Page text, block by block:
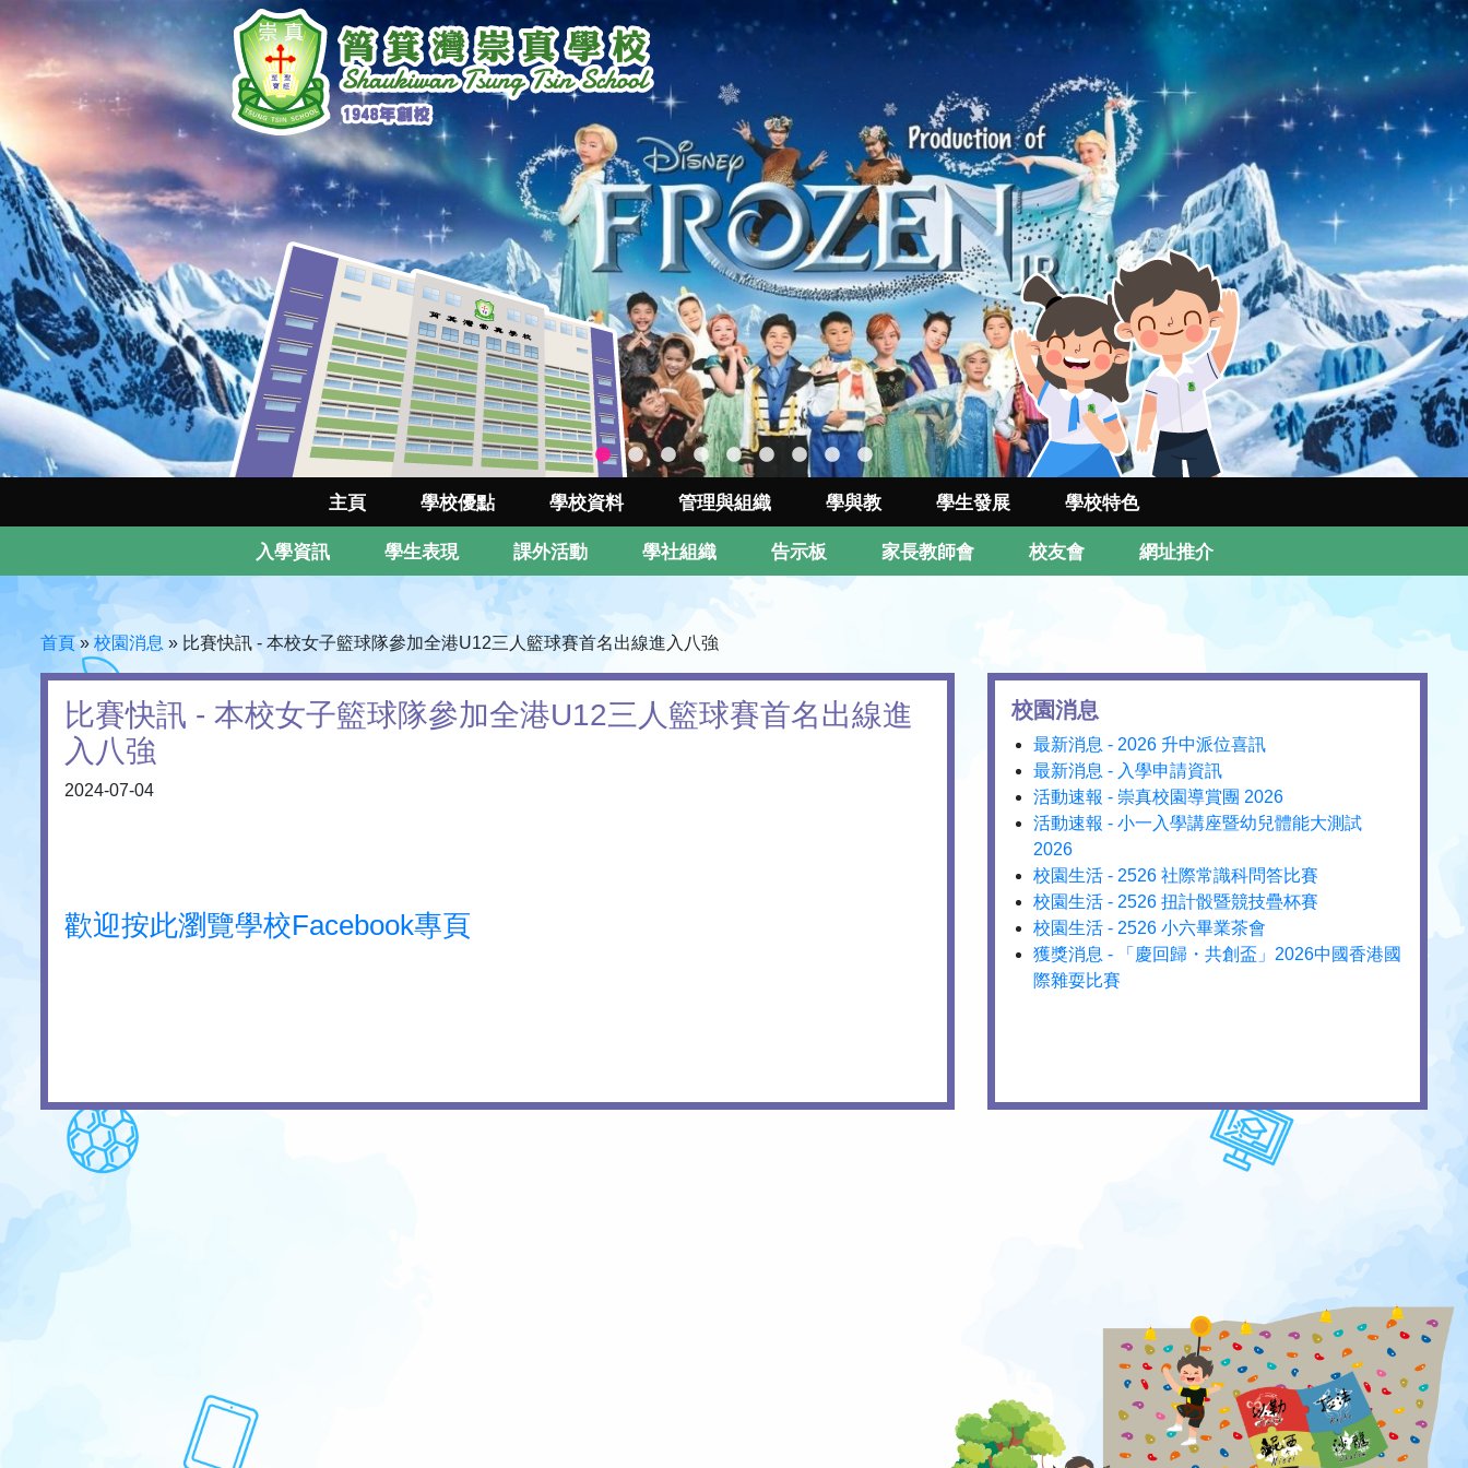
主頁 學校優點 學校資料 管理與組織 學與教 學生發展 學校特色
入學資訊 學生表現 課外活動 學社組織 告示板 家長教師會 校友會 網址推介
首頁» 校園消息 » 比賽快訊 - 本校女子籃球隊參加全港U12三人籃球賽首名出線進入八強
比賽快訊 - 本校女子籃球隊參加全港U12三人籃球賽首名出線進
入八強
2024-07-04
歡迎按此瀏覽學校Facebook專頁
校園消息
最新消息 - 2026 升中派位喜訊
最新消息 - 入學申請資訊
活動速報 - 崇真校園導賞團 2026
活動速報 - 小一入學講座暨幼兒體能大測試
2026
校園生活 - 2526 社際常識科問答比賽
校園生活 - 2526 扭計骰暨競技疊杯賽
校園生活 - 2526 小六畢業茶會
獲獎消息 - 「慶回歸・共創盃」2026中國香港國
際雜耍比賽